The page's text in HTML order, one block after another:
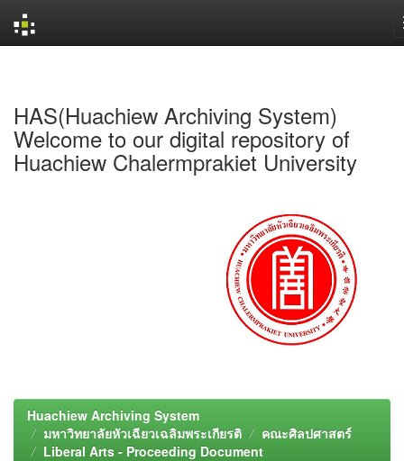
HAS(Huachiew Archiving System)
Welcome to our digital repository of
Huachiew Chalermprakiet University
Huachiew Archiving System
มหาวิทยาลัยหัวเฉียวเฉลิมพระเกียรติ
คณะศิลปศาสตร์
Liberal Arts - Proceeding Document